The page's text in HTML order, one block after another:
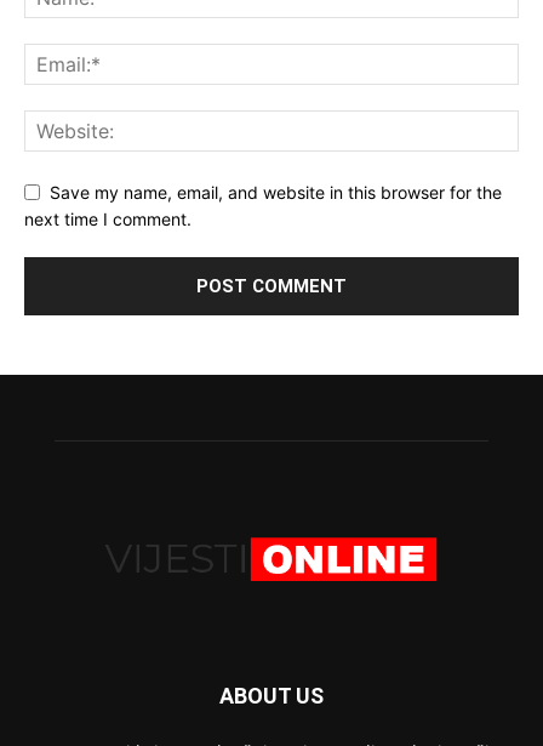
Save my name, email, and website in this browser for the
next time I comment.
ABOUT US